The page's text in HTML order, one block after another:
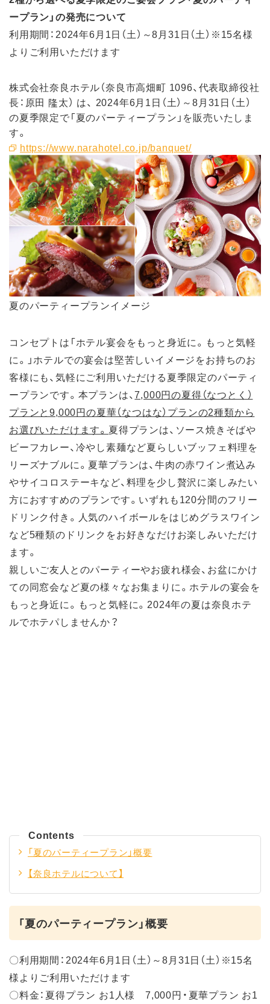
ープラン」の発売について
利用期間：2024年6月1日（土）～8月31日（土）※15名様
よりご利用いただけます
株式会社奈良ホテル（奈良市高畑町 1096、代表取締役社
長：原田 隆太） は、 2024年6月1日（土）～8月31日（土）
の夏季限定で「夏のパーティープラン」を販売いたしま
す。
https://www.narahotel.co.jp/banquet/
夏のパーティープランイメージ
コンセプトは「ホテル宴会をもっと身近に。もっと気軽
に。」ホテルでの宴会は堅苦しいイメージをお持ちのお
客様にも、気軽にご利用いただける夏季限定のパーティ
ープランです。本プランは、7,000円の夏得（なつとく）
プランと9,000円の夏華（なつはな）プランの2種類から
お選びいただけます。 夏得プランは、ソース焼きそばや
ビーフカレー、冷やし素麺など夏らしいブッフェ料理を
リーズナブルに。夏華プランは、牛肉の赤ワイン煮込み
やサイコロステーキなど、料理を少し贅沢に楽しみたい
方におすすめのプランです。いずれも120分間のフリー
ドリンク付き。人気のハイボールをはじめグラスワイン
など5種類のドリンクをお好きなだけお楽しみいただけ
ます。
親しいご友人とのパーティーやお疲れ様会、お盆にかけ
ての同窓会など夏の様々なお集まりに。ホテルの宴会を
もっと身近に。もっと気軽に。2024年の夏は奈良ホテ
ルでホテパしませんか？
Contents
「夏のパーティープラン」概要
【奈良ホテルについて】
「夏のパーティープラン」概要
〇利用期間：2024年6月1日（土）～8月31日（土）※15名
様よりご利用いただけます
〇料金：夏得プラン お1人様 7,000円・夏華プラン お1